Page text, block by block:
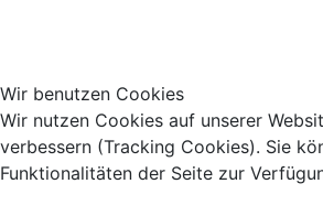
Wir benutzen Cookies
Wir nutzen Cookies auf unserer
verbessern (Tracking Cookies). Sie
Funktionalitäten der Seite zur